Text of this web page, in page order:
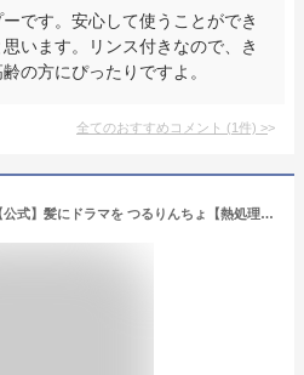
です。安心して使うことができ
います。リンス付きなので、き
の方にぴったりですよ。
全てのおすすめコメント (1件) >
【楽天ランキング1位】【公式】髪にドラマを つるりんちょ【熱処理メニュー用】シャンプー 400ml 泡パック 縮毛矯正 パサつき 広がり 癖毛 くせ毛 うねり 頭皮 ホームケア 熱ダメージ カラーダメージ 髪ダメージ ダメージ プロユース 美容院 美容室 美容師